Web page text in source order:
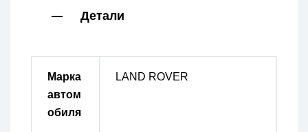
Детали
Марка
автом
обиля
LAND ROVER